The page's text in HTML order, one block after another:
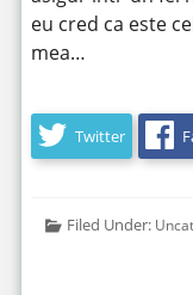
eu cred ca este
mea…
Twitter
Filed Under: